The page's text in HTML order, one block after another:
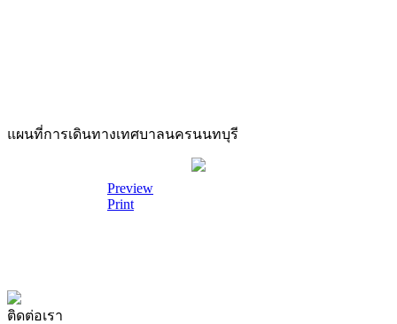
แผนที่การเดินทางเทศบาลนครนนทบุรี
Preview
Print
ติดต่อเรา